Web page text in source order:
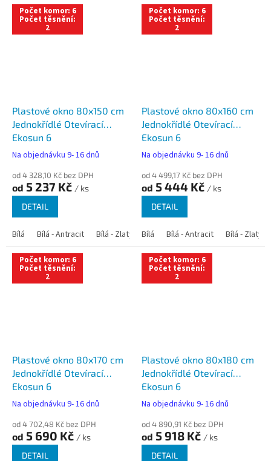
Počet komor: 6
Počet těsnění:
2
Plastové okno 80x150 cm
Jednokřídlé Otevírací
Ekosun 6
Na objednávku 9- 16 dnů
od 4 328,10 Kč bez DPH
od 5 237 Kč / ks
DETAIL
Bílá Bílá - Antracit Bílá - Zlatý dub Bílá - Tmavý dub Bílá -
Počet komor: 6
Počet těsnění:
2
Plastové okno 80x160 cm
Jednokřídlé Otevírací
Ekosun 6
Na objednávku 9- 16 dnů
od 4 499,17 Kč bez DPH
od 5 444 Kč / ks
DETAIL
Bílá Bílá - Antracit Bílá - Zlatý
Počet komor: 6
Počet těsnění:
2
Plastové okno 80x170 cm
Jednokřídlé Otevírací
Ekosun 6
Na objednávku 9- 16 dnů
od 4 702,48 Kč bez DPH
od 5 690 Kč / ks
DETAIL
Počet komor: 6
Počet těsnění:
2
Plastové okno 80x180 cm
Jednokřídlé Otevírací
Ekosun 6
Na objednávku 9- 16 dnů
od 4 890,91 Kč bez DPH
od 5 918 Kč / ks
DETAIL